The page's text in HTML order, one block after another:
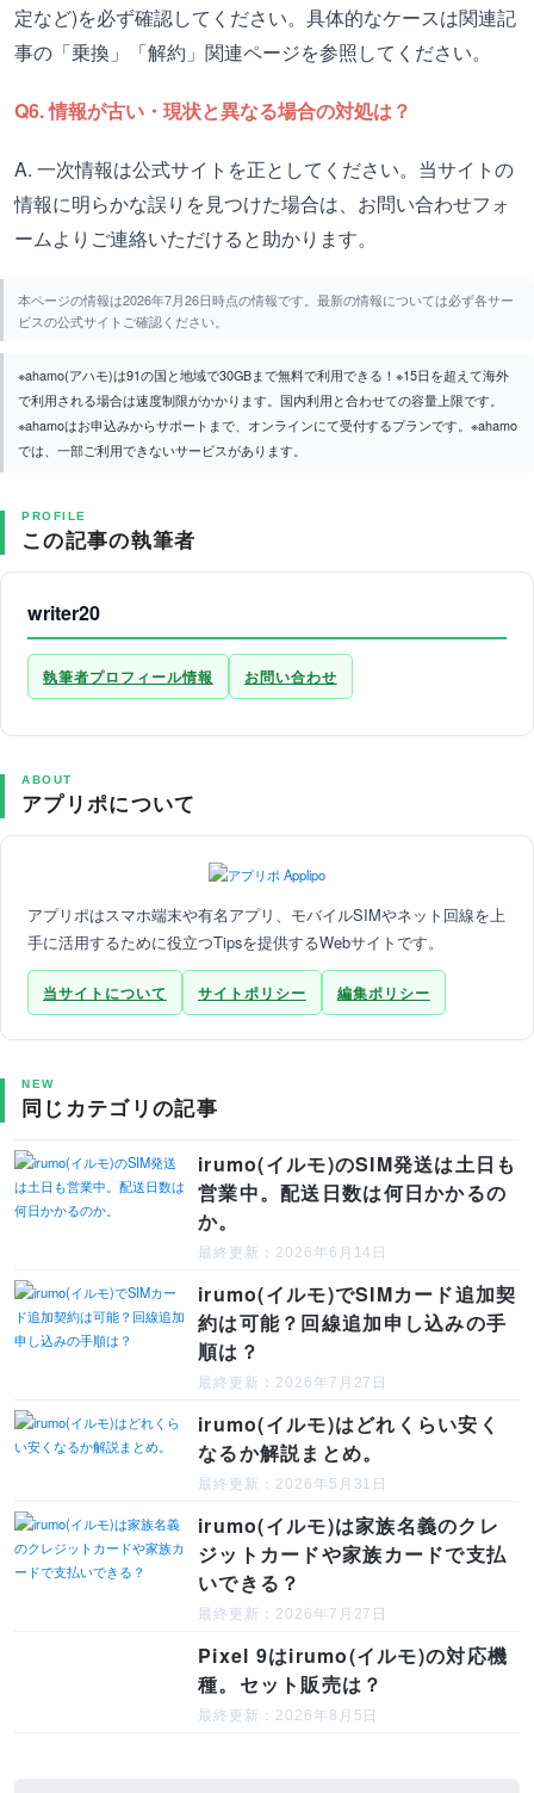
定など)を必ず確認してください。具体的なケースは関連記
事の「乗換」「解約」関連ページを参照してください。
Q6. 情報が古い・現状と異なる場合の対処は？
A. 一次情報は公式サイトを正としてください。当サイトの
情報に明らかな誤りを見つけた場合は、お問い合わせフォ
ームよりご連絡いただけると助かります。
本ページの情報は2026年7月26日時点の情報です。最新の情報については必ず各サー
ビスの公式サイトご確認ください。
※ahamo(アハモ)は91の国と地域で30GBまで無料で利用できる！※15日を超えて海外
で利用される場合は速度制限がかかります。国内利用と合わせての容量上限です。
※ahamoはお申込みからサポートまで、オンラインにて受付するプランです。※ahamo
では、一部ご利用できないサービスがあります。
PROFILE
この記事の執筆者
writer20
執筆者プロフィール情報 お問い合わせ
ABOUT
アプリポについて
アプリポはスマホ端末や有名アプリ、モバイルSIMやネット回線を上
手に活用するために役立つTipsを提供するWebサイトです。
当サイトについて サイトポリシー 編集ポリシー
NEW
同じカテゴリの記事
irumo(イルモ)のSIM発送は土日も
営業中。配送日数は何日かかるの
か。
最終更新：2026年6月14日
irumo(イルモ)でSIMカード追加契
約は可能？回線追加申し込みの手
順は？
最終更新：2026年7月27日
irumo(イルモ)はどれくらい安く
なるか解説まとめ。
最終更新：2026年5月31日
irumo(イルモ)は家族名義のクレ
ジットカードや家族カードで支払
いできる？
最終更新：2026年7月27日
Pixel 9はirumo(イルモ)の対応機
種。セット販売は？
最終更新：2026年8月5日